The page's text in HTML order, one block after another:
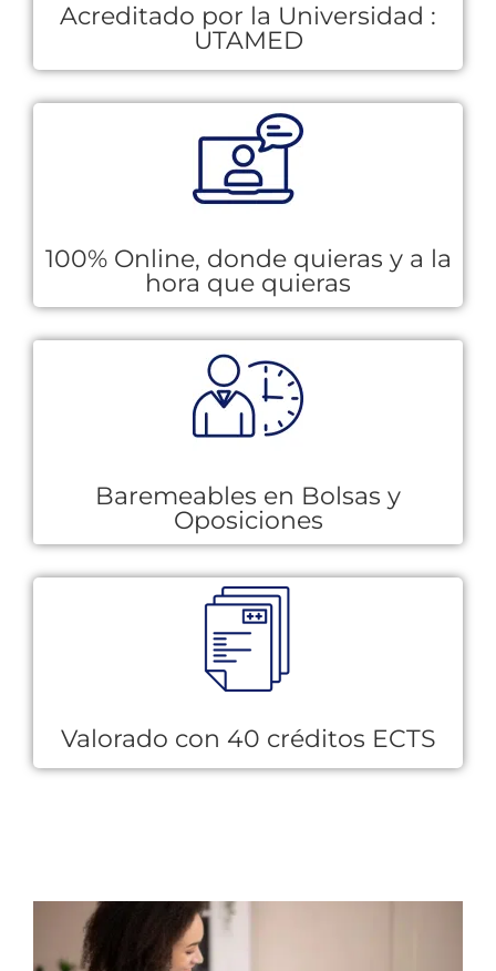
Acreditado por la Universidad :
UTAMED
100% Online, donde quieras y a la
hora que quieras
Baremeables en Bolsas y
Oposiciones
Valorado con 40 créditos ECTS​